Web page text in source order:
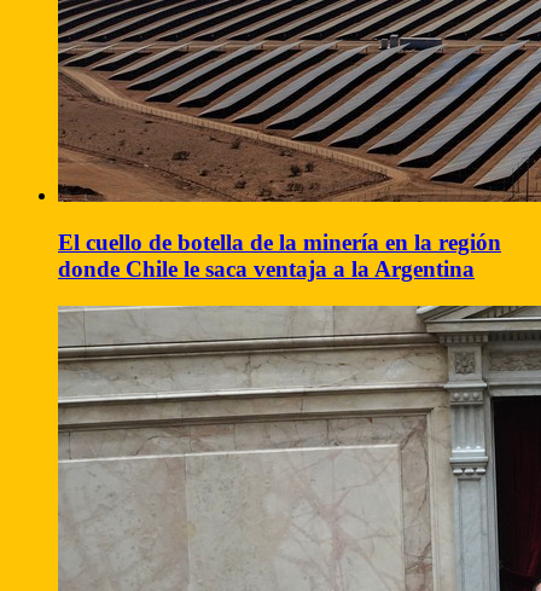
El cuello de botella de la minería en la región
donde Chile le saca ventaja a la Argentina